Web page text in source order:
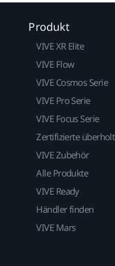
Produkt
VIVE XR Elite
VIVE Flow
VIVE Cosmos Serie
VIVE Pro Serie
VIVE Focus Serie
Zertifizierte
VIVE Zubehör
Alle Produkte
VIVE Ready
Händler finden
VIVE Mars